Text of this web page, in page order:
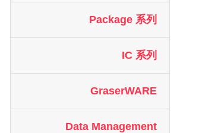
Package 系列
IC 系列
GraserWARE
Data Management